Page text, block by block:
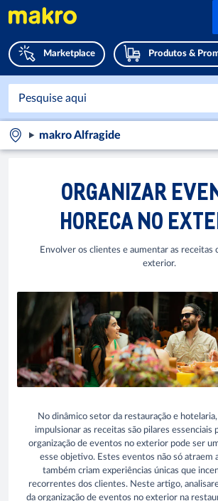
Marketplace Produtos &
makro Alfragide
ORGANIZAR
HORECA NO
Envolver os clientes e aumentar as receitas
exterior.
No dinâmico setor da restauração e
impulsionar as receitas são pilares essenciais
organização de eventos no exterior pode ser
esse objetivo. Estes eventos não só atraem
também criam experiências únicas que
recorrentes dos clientes. Neste artigo,
da organização de eventos no exterior na